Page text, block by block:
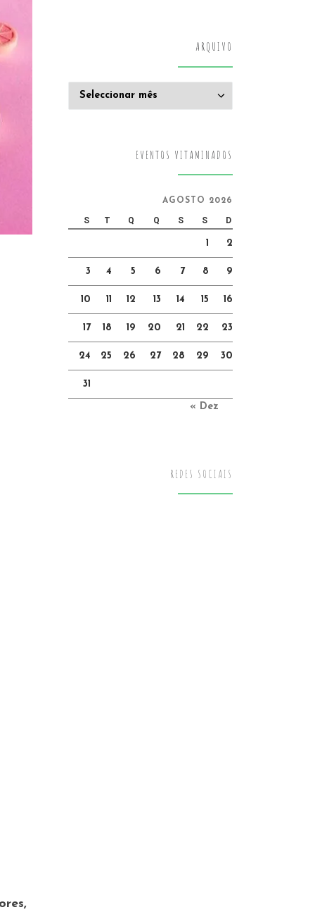
ARQUIVO
EVENTOS VITAMINADOS
AGOSTO 2026
S T Q Q S S D
1 2
3 4 5 6 7 8 9
10 11 12 13 14 15 16
17 18 19 20 21 22 23
24 25 26 27 28 29 30
31
« Dez
REDES SOCIAIS